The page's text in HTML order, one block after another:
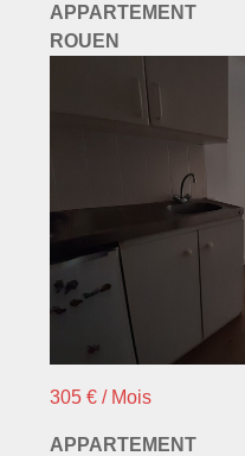
APPARTEMENT
ROUEN
305 € / Mois
APPARTEMENT